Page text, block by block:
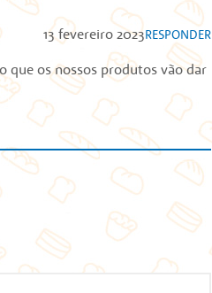
13 fevereiro 2023RESPONDER
que os nossos produtos vão dar